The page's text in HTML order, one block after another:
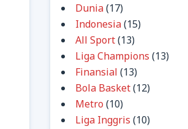
Dunia(17)
Indonesia(15)
All Sport(13)
Liga Champions (13)
Finansial (13)
Bola Basket(12)
Metro (10)
Liga Inggris (10)